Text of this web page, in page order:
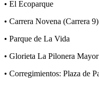
• El Ecoparque
• Carrera Novena (Carrera 9)
• Parque de La Vida
• Glorieta La Pilonera Mayor
• Corregimientos: Plaza de